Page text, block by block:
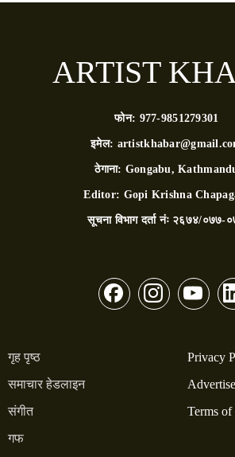
ARTIST
फोन: 977-9851279301
इमेल:
ठेगाना: Gongabu,
Editor: Gopi Krishna
सूचना विभाग दर्ता नंः २६७४/०७७-
गृह पृष्ठ
समाचार हेडलाइन
संगीत
गफ
Privacy
Advertise
Terms of